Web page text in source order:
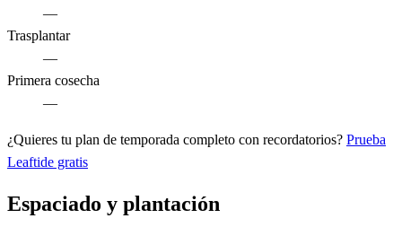
—
Trasplantar
—
Primera cosecha
—
¿Quieres tu plan de temporada completo con recordatorios? Prueba
Leaftide gratis
Espaciado y plantación